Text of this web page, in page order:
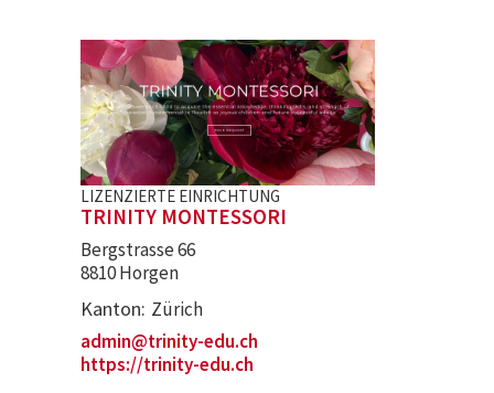
LIZENZIERTE EINRICHTUNG
TRINITY MONTESSORI
Bergstrasse 66
8810 Horgen
Kanton Zürich
admin@trinity-edu.ch
https://trinity-edu.ch